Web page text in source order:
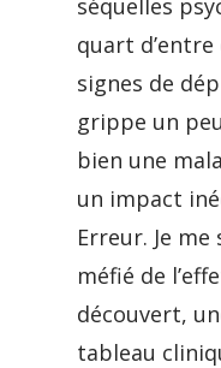
séquelles
quart
signes de
grippe un
bien une
un impact
Erreur. Je
méfié de
découvert,
tableau